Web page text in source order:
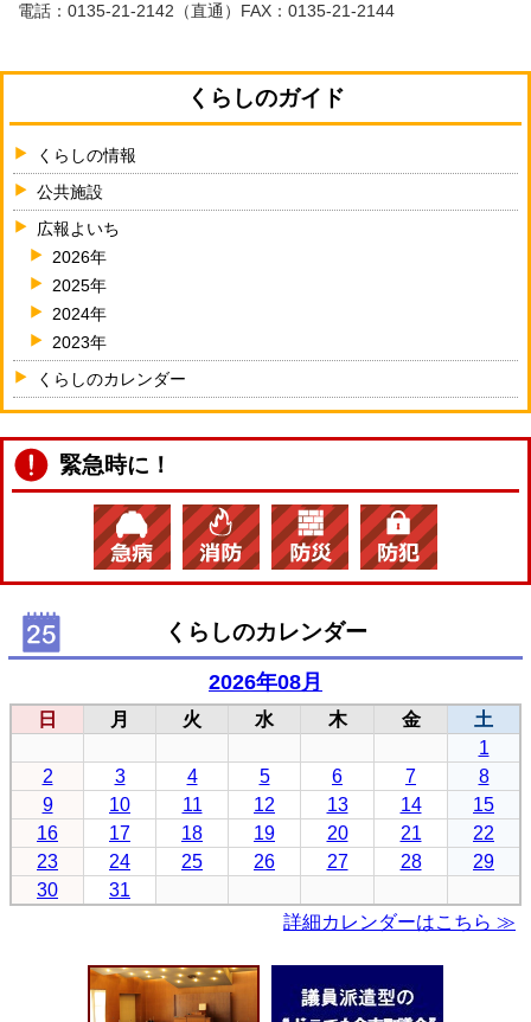
電話： 0135-21-2142 （直通）FAX：0135-21-2144
くらしのガイド
くらしの情報
公共施設
広報よいち
2026年
2025年
2024年
2023年
くらしのカレンダー
緊急時に！
くらしのカレンダー